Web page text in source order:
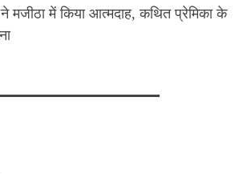
में किया आत्मदाह, कथित प्रेमिका के